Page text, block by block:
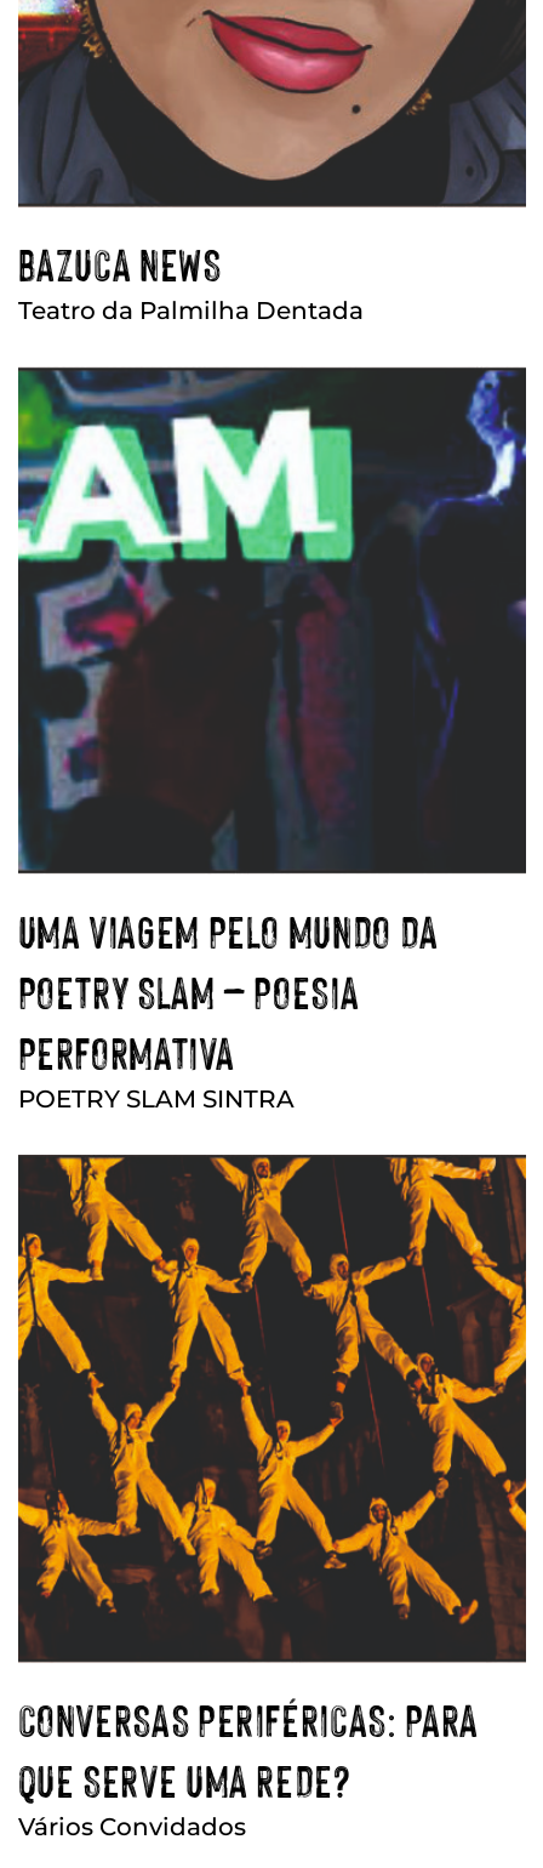
BAZUCA NEWS
Teatro da Palmilha Dentada
UMA VIAGEM PELO MUNDO DA
POETRY SLAM – POESIA
PERFORMATIVA
POETRY SLAM SINTRA
CONVERSAS PERIFÉRICAS: PARA
QUE SERVE UMA REDE?
Vários Convidados